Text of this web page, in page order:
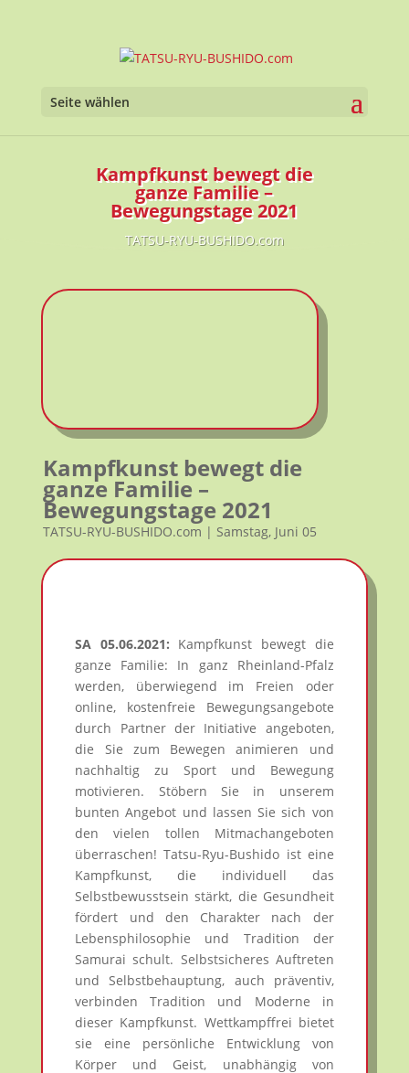
Seite wählen
Kampfkunst bewegt die
ganze Familie –
Bewegungstage 2021
TATSU-RYU-BUSHIDO.com
Kampfkunst bewegt die
ganze Familie –
Bewegungstage 2021
TATSU-RYU-BUSHIDO.com | Samstag, Juni 05
SA 05.06.2021: Kampfkunst bewegt die
ganze Familie: In ganz Rheinland-Pfalz
werden, überwiegend im Freien oder
online, kostenfreie Bewegungsangebote
durch Partner der Initiative angeboten,
die Sie zum Bewegen animieren und
nachhaltig zu Sport und Bewegung
motivieren. Stöbern Sie in unserem
bunten Angebot und lassen Sie sich von
den vielen tollen Mitmachangeboten
überraschen! Tatsu-Ryu-Bushido ist eine
Kampfkunst, die individuell das
Selbstbewusstsein stärkt, die Gesundheit
fördert und den Charakter nach der
Lebensphilosophie und Tradition der
Samurai schult. Selbstsicheres Auftreten
und Selbstbehauptung, auch präventiv,
verbinden Tradition und Moderne in
dieser Kampfkunst. Wettkampffrei bietet
sie eine persönliche Entwicklung von
Körper und Geist, unabhängig von